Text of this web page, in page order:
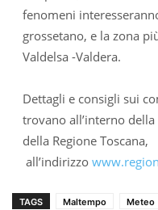
fenomeni
grossetano, e la zona
Valdelsa -Valdera.
Dettagli e consigli sui
trovano all’interno
della Regione Toscana,
all’indirizzo
TAGS Maltempo Meteo